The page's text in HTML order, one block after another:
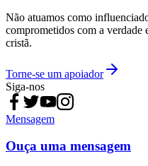
Não atuamos como
comprometidos com a verdade
cristã.
Torne-se um apoiador
Siga-nos
Mensagem
Ouça uma mensagem